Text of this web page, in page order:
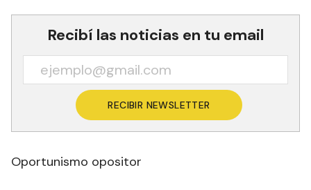
Recibí las noticias en tu email
RECIBIR NEWSLETTER
Oportunismo opositor